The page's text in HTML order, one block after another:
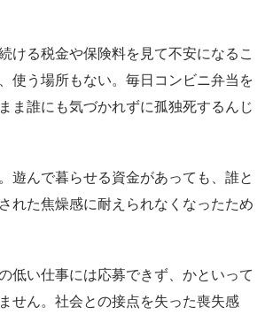
ける税金や保険料を見て不安になるこ
使う場所もない。毎日コンビニ弁当を
ま誰にも気づかれずに孤独死するんじ
遊んで暮らせる資金があっても、誰と
れた焦燥感に耐えられなくなったため
低い仕事には応募できず、かといって
せん。社会との接点を失った喪失感